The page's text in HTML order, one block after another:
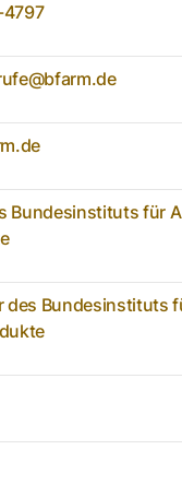
Bundesinstituts für
des Bundesinstituts